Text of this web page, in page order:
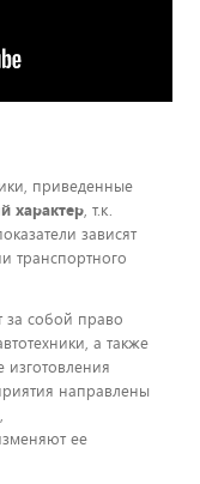
приведенные
характер, т.к.
зависят
транспортного
за собой право
а также
направлены
ее